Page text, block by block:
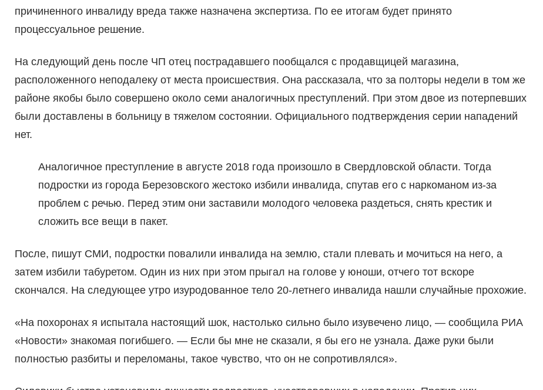
причиненного инвалиду вреда также назначена экспертиза. По ее итогам будет принято
процессуальное решение.
На следующий день после ЧП отец пострадавшего пообщался с продавщицей магазина,
расположенного неподалеку от места происшествия. Она рассказала, что за полторы недели в том же
районе якобы было совершено около семи аналогичных преступлений. При этом двое из потерпевших
были доставлены в больницу в тяжелом состоянии. Официального подтверждения серии нападений
нет.
Аналогичное преступление в августе 2018 года произошло в Свердловской области. Тогда
подростки из города Березовского жестоко избили инвалида, спутав его с наркоманом из-за
проблем с речью. Перед этим они заставили молодого человека раздеться, снять крестик и
сложить все вещи в пакет.
После, пишут СМИ, подростки повалили инвалида на землю, стали плевать и мочиться на него, а
затем избили табуретом. Один из них при этом прыгал на голове у юноши, отчего тот вскоре
скончался. На следующее утро изуродованное тело 20-летнего инвалида нашли случайные прохожие.
«На похоронах я испытала настоящий шок, настолько сильно было изувечено лицо, — сообщила РИА
«Новости» знакомая погибшего. — Если бы мне не сказали, я бы его не узнала. Даже руки были
полностью разбиты и переломаны, такое чувство, что он не сопротивлялся».